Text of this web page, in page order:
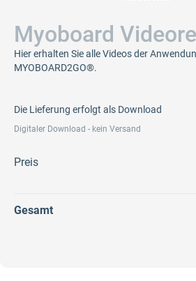
Myoboard
Hier erhalten Sie alle Videos der
MYOBOARD2GO®.
Die Lieferung erfolgt als Download
Digitaler Download - kein Versand
Preis
Gesamt